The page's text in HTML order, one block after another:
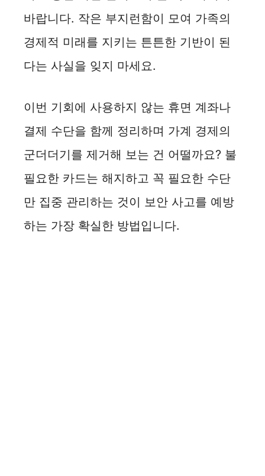
바랍니다. 작은 부지런함이 모여 가족의
경제적 미래를 지키는 튼튼한 기반이 된
다는 사실을 잊지 마세요.
이번 기회에 사용하지 않는 휴면 계좌나
결제 수단을 함께 정리하며 가계 경제의
군더더기를 제거해 보는 건 어떨까요? 불
필요한 카드는 해지하고 꼭 필요한 수단
만 집중 관리하는 것이 보안 사고를 예방
하는 가장 확실한 방법입니다.